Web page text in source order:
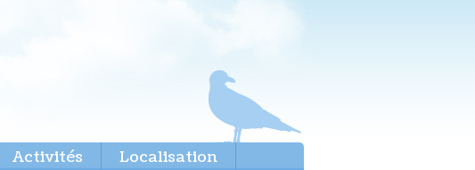
Activités
Localisation